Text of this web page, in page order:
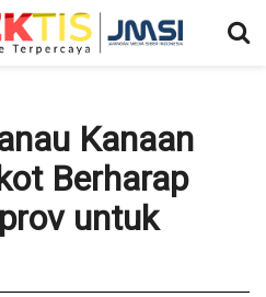
Kanaan
Berharap
untuk